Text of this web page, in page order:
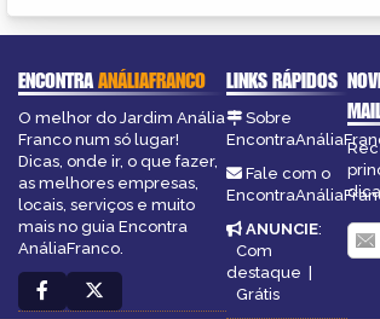
ENCONTRAANÁLIAFRANCO
O melhor do Jardim Anália
Franco num só lugar!
Dicas, onde ir, o que fazer,
as melhores empresas,
locais, serviços e muito
mais no guia Encontra
AnáliaFranco.
LINKS RÁPIDOS
Sobre
Fale com o
ANUNCIE:
Com
destaque
Grátis